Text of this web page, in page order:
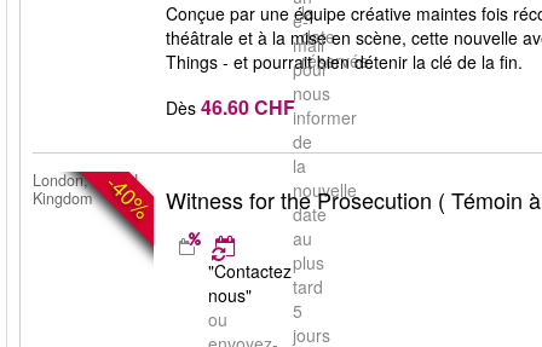
la
date
réservée.
e-
mail
pour
nous
informer
de
la
nouvelle
date
au
plus
tard
5
jours
Conçue par une équipe créative maintes fois
théâtrale et à la mise en scène, cette nouvelle
Things - et pourrait bien détenir la clé de la fin.
Dès 46.60 CHF
-40%
London, United
Kingdom
Witness for the Prosecution ( Témoin
"Contactez
nous"
ou